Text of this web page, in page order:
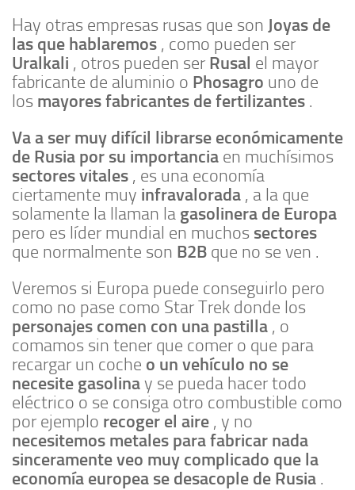
Hay otras empresas rusas que son Joyas de
las que hablaremos , como pueden ser
Uralkali , otros pueden ser Rusal el mayor
fabricante de aluminio o Phosagro uno de
los mayores fabricantes de fertilizantes .
Va a ser muy difícil librarse económicamente
de Rusia por su importancia en muchísimos
sectores vitales , es una economía
ciertamente muy infravalorada , a la que
solamente la llaman la gasolinera de Europa
pero es líder mundial en muchos sectores
que normalmente son B2B que no se ven .
Veremos si Europa puede conseguirlo pero
como no pase como Star Trek donde los
personajes comen con una pastilla , o
comamos sin tener que comer o que para
recargar un coche o un vehículo no se
necesite gasolinay se pueda hacer todo
eléctrico o se consiga otro combustible como
por ejemplo recoger el aire , y no
necesitemos metales para fabricar nada
sinceramente veo muy complicado que la
economía europea se desacople de Rusia .